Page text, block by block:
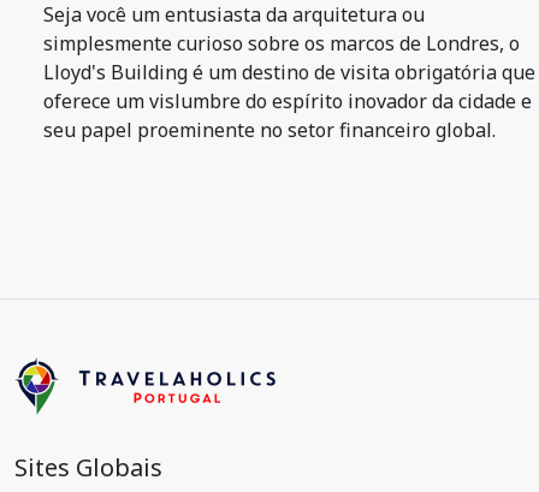
Seja você um entusiasta da arquitetura ou
simplesmente curioso sobre os marcos de Londres, o
Lloyd's Building é um destino de visita obrigatória que
oferece um vislumbre do espírito inovador da cidade e
seu papel proeminente no setor financeiro global.
Sites Globais